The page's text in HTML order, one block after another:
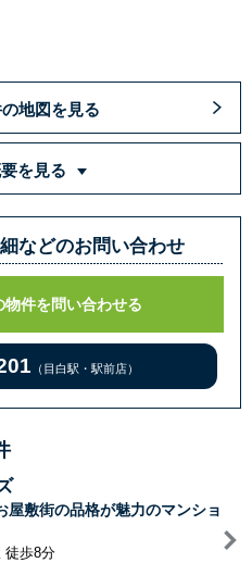
地図を見る
を見る
などのお問い合わせ
物件を問い合わせる
（目白駅・駅前店）
屋敷街の品格が魅力のマンショ
徒歩8分